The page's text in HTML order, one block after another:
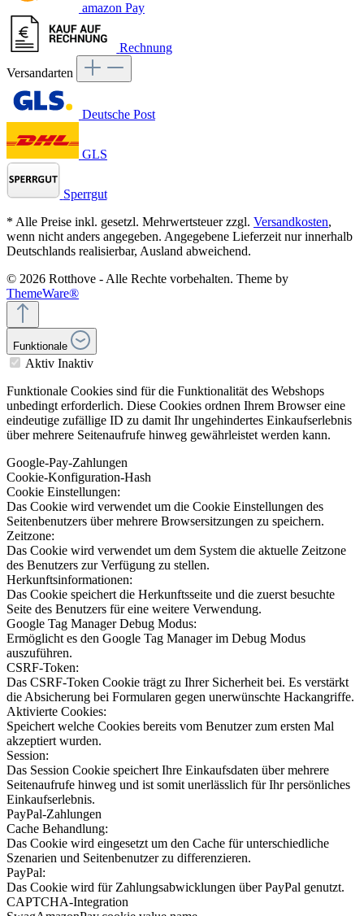
amazon Pay
Rechnung
Versandarten
Deutsche Post
GLS
Sperrgut
* Alle Preise inkl. gesetzl. Mehrwertsteuer zzgl. Versandkosten,
wenn nicht anders angegeben. Angegebene Lieferzeit nur innerhalb
Deutschlands realisierbar, Ausland abweichend.
© 2026 Rotthove - Alle Rechte vorbehalten. Theme by
ThemeWare®
Funktionale
Aktiv Inaktiv
Funktionale Cookies sind für die Funktionalität des Webshops
unbedingt erforderlich. Diese Cookies ordnen Ihrem Browser eine
eindeutige zufällige ID zu damit Ihr ungehindertes Einkaufserlebnis
über mehrere Seitenaufrufe hinweg gewährleistet werden kann.
Google-Pay-Zahlungen
Cookie-Konfiguration-Hash
Cookie Einstellungen:
Das Cookie wird verwendet um die Cookie Einstellungen des
Seitenbenutzers über mehrere Browsersitzungen zu speichern.
Zeitzone:
Das Cookie wird verwendet um dem System die aktuelle Zeitzone
des Benutzers zur Verfügung zu stellen.
Herkunftsinformationen:
Das Cookie speichert die Herkunftsseite und die zuerst besuchte
Seite des Benutzers für eine weitere Verwendung.
Google Tag Manager Debug Modus:
Ermöglicht es den Google Tag Manager im Debug Modus
auszuführen.
CSRF-Token:
Das CSRF-Token Cookie trägt zu Ihrer Sicherheit bei. Es verstärkt
die Absicherung bei Formularen gegen unerwünschte Hackangriffe.
Aktivierte Cookies:
Speichert welche Cookies bereits vom Benutzer zum ersten Mal
akzeptiert wurden.
Session:
Das Session Cookie speichert Ihre Einkaufsdaten über mehrere
Seitenaufrufe hinweg und ist somit unerlässlich für Ihr persönliches
Einkaufserlebnis.
PayPal-Zahlungen
Cache Behandlung:
Das Cookie wird eingesetzt um den Cache für unterschiedliche
Szenarien und Seitenbenutzer zu differenzieren.
PayPal:
Das Cookie wird für Zahlungsabwicklungen über PayPal genutzt.
CAPTCHA-Integration